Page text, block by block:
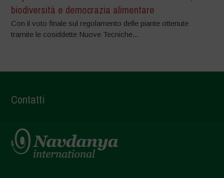
biodiversità e democrazia alimentare
Con il voto finale sul regolamento delle piante ottenute
tramite le cosiddette Nuove Tecniche...
Contatti